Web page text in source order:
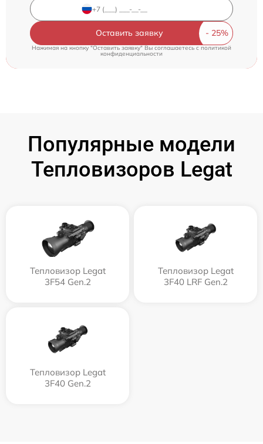
Оставить заявку
Нажимая на кнопку "Оставить заявку" Вы соглашаетесь c политикой
конфиденциальности
Популярные модели
Тепловизоров Legat
Тепловизор Legat
3F54 Gen.2
Тепловизор Legat
3F40 LRF Gen.2
Тепловизор Legat
3F40 Gen.2